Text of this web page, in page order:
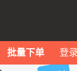
批量下单 登